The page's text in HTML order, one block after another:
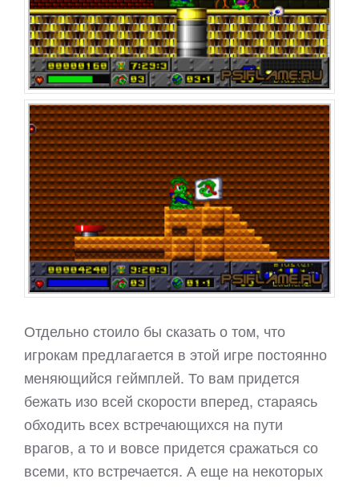
Отдельно стоило бы сказать о том, что
игрокам предлагается в этой игре постоянно
меняющийся геймплей. То вам придется
бежать изо всей скорости вперед, стараясь
обходить всех встречающихся на пути
врагов, а то и вовсе придется сражаться со
всеми, кто встречается. А еще на некоторых